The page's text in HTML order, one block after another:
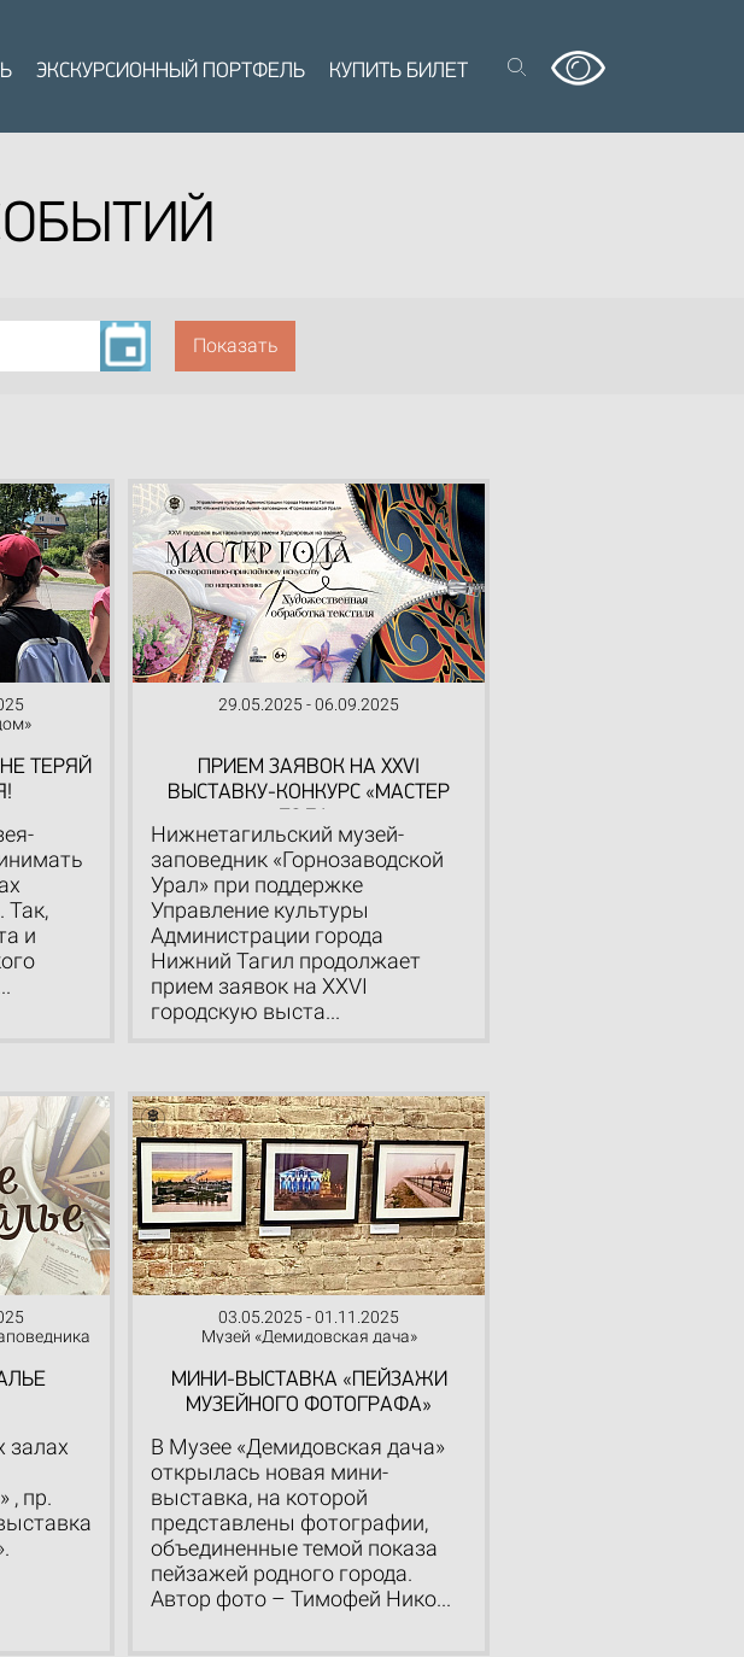
ЭКСКУРСИОННЫЙ ПОРТФЕЛЬ КУПИТЬ БИЛЕТ
ТЕРЯЙ
Так,
и
29.05.2025 - 06.09.2025
ПРИЕМ ЗАЯВОК НА XXVI
ВЫСТАВКУ-КОНКУРС «МАСТЕР
Нижнетагильский музей-
заповедник «Горнозаводской
Урал» при поддержке
Управление культуры
Администрации города
Нижний Тагил продолжает
прием заявок на XXVI
городскую выста...
залах
, пр.
03.05.2025 - 01.11.2025
Музей «Демидовская дача»
МИНИ-ВЫСТАВКА «ПЕЙЗАЖИ
МУЗЕЙНОГО ФОТОГРАФА»
В Музее «Демидовская дача»
открылась новая мини-
выставка, на которой
представлены фотографии,
объединенные темой показа
пейзажей родного города.
Автор фото – Тимофей Нико...